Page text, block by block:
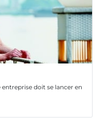
doit se lancer en